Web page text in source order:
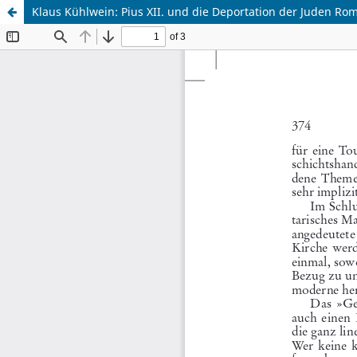
Klaus Kühlwein: Pius XII. und die Deportation der Juden